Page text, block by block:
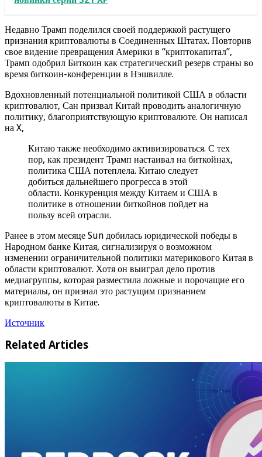
Недавно Трамп поделился своей поддержкой растущего
признания криптовалюты в Соединенных Штатах. Повторив
свое видение превращения Америки в “криптокапитал”,
Трамп одобрил Биткоин как стратегический резерв страны во
время биткоин-конференции в Нэшвилле.
Вдохновленный потенциальной политикой США в области
криптовалют, Сан призвал Китай проводить аналогичную
политику, благоприятствующую криптовалюте. Он написал
на X,
Китаю также необходимо активизироваться. С тех
пор, как президент Трамп настаивал на биткойнах,
политика США потеплела. Китаю следует
добиться дальнейшего прогресса в этой
области. Конкуренция между Китаем и США в
политике в отношении биткойнов пойдет на
пользу всей отрасли.
Ранее в этом месяце Sun добилась юридической победы в
Народном банке Китая, сигнализируя о возможном
изменении ограничительной политики материкового Китая в
области криптовалют. Хотя он выиграл дело против
медиагруппы, которая разместила ложные и порочащие его
материалы, он признал это растущим признанием
криптовалюты в Китае.
Источник
Related Articles